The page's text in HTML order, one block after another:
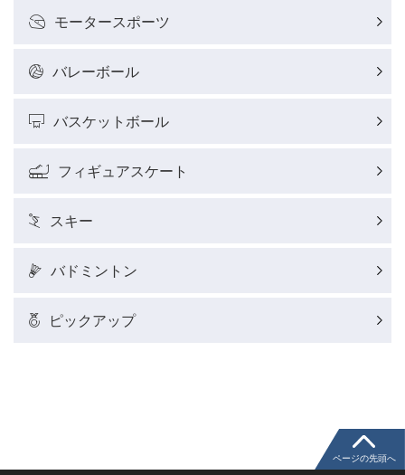
フィギュアスケートレポート
バスケットボールレポート
モータースポーツ
バレーボール
バスケットボール
フィギュアスケート
スキー
バドミントン
ピックアップ
ページの先頭へ